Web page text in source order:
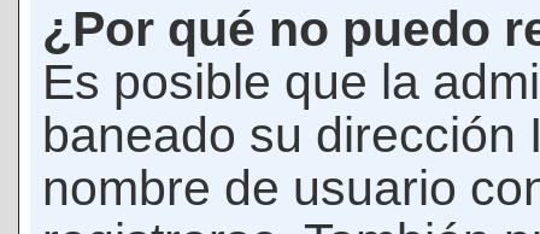
¿Por qué no puedo
Es posible que la
baneado su dirección
nombre de usuario